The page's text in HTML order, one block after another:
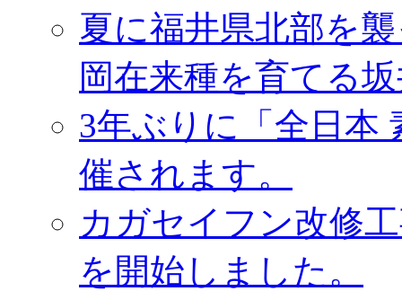
夏に福井県北部を
岡在来種を育てる
3年ぶりに「全日本
催されます。
カガセイフン改修
を開始しました。